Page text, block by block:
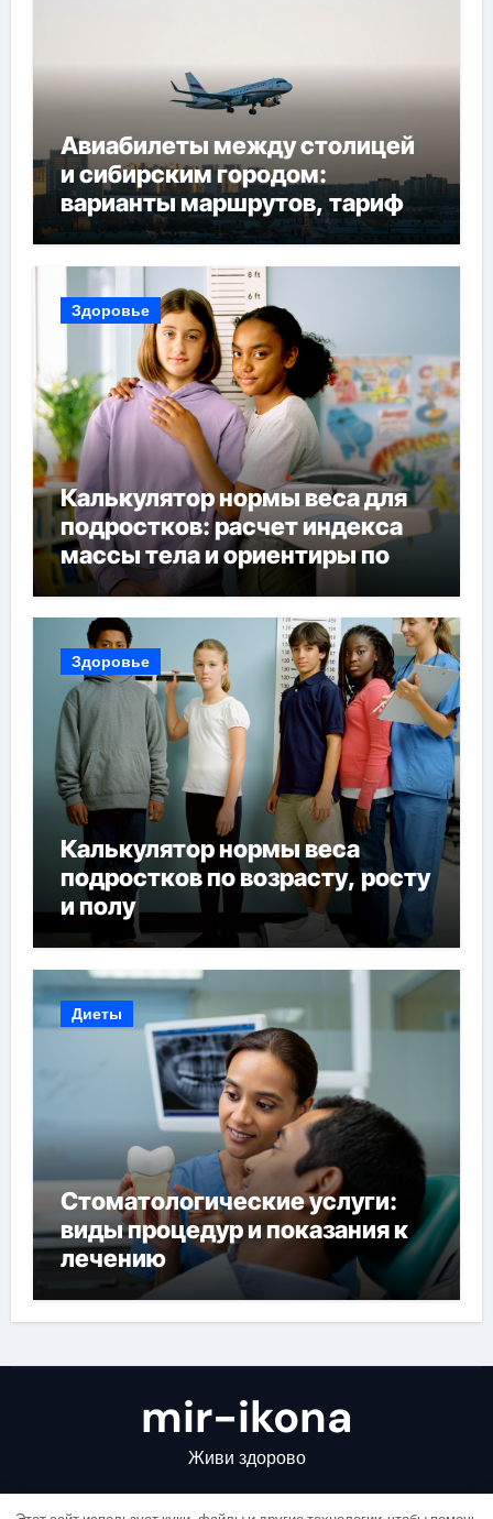
Авиабилеты между столицей
и сибирским городом:
варианты маршрутов, тарифы
и советы по планированию
поездки
Здоровье
Калькулятор нормы веса для
подростков: расчет индекса
массы тела и ориентиры по
возрасту, росту и полу
Здоровье
Калькулятор нормы веса
подростков по возрасту, росту
и полу
Диеты
Стоматологические услуги:
виды процедур и показания к
лечению
mir-ikona
Живи здорово